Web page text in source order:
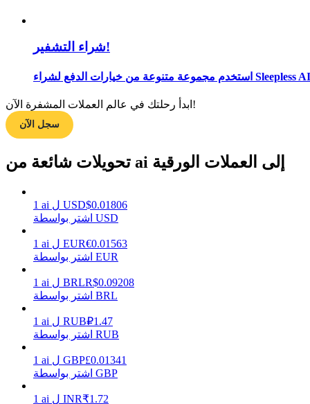
مرشد
دليل المبتدئين للعقود الآجلة
استراتيجيات التداول
تعلم كيفية البقاء مربحة
شراء التشفير!
ابدأ رحلتك في عالم العملات المشفرة الآن!
سجل الآن
تحويلات شائعة من ai إلى العملات الورقية
1 ai ل USD$0.01806
اشتر بواسطة USD
1 ai ل EUR€0.01563
اشتر بواسطة EUR
1 ai ل BRLR$0.09208
اشتر بواسطة BRL
1 ai ل RUB₽1.47
اشتر بواسطة RUB
1 ai ل GBP£0.01341
اشتر بواسطة GBP
1 ai ل INR₹1.72